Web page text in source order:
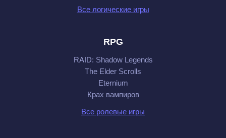
Все логические игры
RPG
RAID: Shadow Legends
The Elder Scrolls
Eternium
Крах вампиров
Все ролевые игры